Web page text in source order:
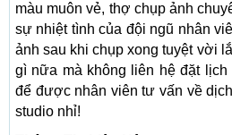
màu muôn vẻ, thợ chụp ảnh
sự nhiệt tình của đội ngũ nhân
ảnh sau khi chụp xong tuyệt vời
gì nữa mà không liên hệ đặt lịch
để được nhân viên tư vấn về
studio nhỉ!